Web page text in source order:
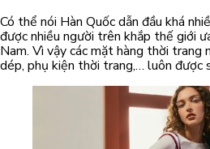
Có thể nói Hàn Quốc dẫn đầu khá
được nhiều người trên khắp thế giới
Nam. Vì vậy các mặt hàng thời trang
dép, phụ kiện thời trang,… luôn được